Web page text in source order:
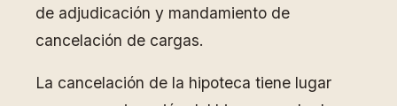
de adjudicación y mandamiento de
cancelación de cargas.
La cancelación de la hipoteca tiene lugar